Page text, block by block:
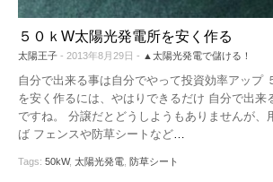
●保険
●フェンス
●メンテナンス
５０ｋW太陽光発電所を安く作る
太陽王子 - 2013年8月29日 - ▲太陽光発電で儲ける！
自分で出来る事は自分でやって投資効率アップ
を安く作るには、やはりできるだけ 自分で出来
ですね。 分譲だとどうしようもありませんが、
ば フェンスや防草シートなど…
Tags: 50kW, 太陽光発電 防草シート